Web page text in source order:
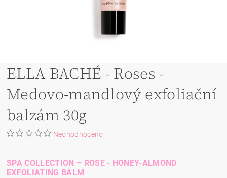
ELLA BACHÉ - Roses -
Medovo-mandlový exfoliační
balzám 30g
Neohodnoceno
SPA COLLECTION – ROSE - HONEY-ALMOND
EXFOLIATING BALM